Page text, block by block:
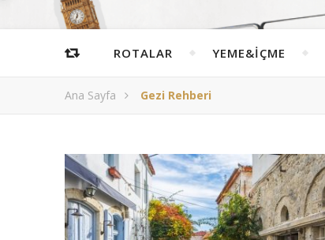
ROTALAR YEME&İÇME
Ana Sayfa Gezi Rehberi